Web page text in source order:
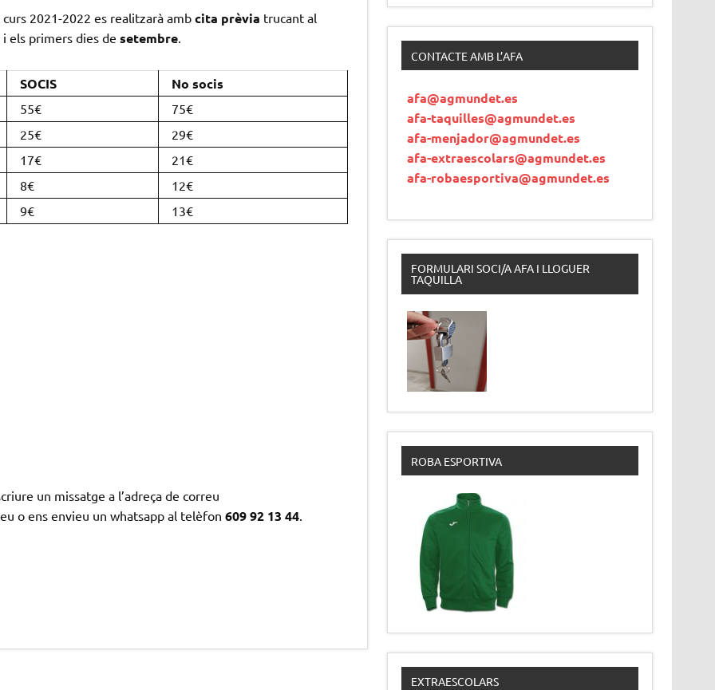
2021-2022 es realitzarà amb cita prèvia trucant al
i els primers dies de setembre.
SOCIS No socis
55€
75€
25€
29€
17€
21€
8€
12€
9€
13€
un missatge a l’adreça de correu
o ens envieu un whatsapp al telèfon 609 92 13 44.
CONTACTE AMB L’AFA
afa@agmundet.es
afa-taquilles@agmundet.es
afa-menjador@agmundet.es
afa-extraescolars@agmundet.es
afa-robaesportiva@agmundet.es
FORMULARI SOCI/A AFA I LLOGUER
TAQUILLA
ROBA ESPORTIVA
EXTRAESCOLARS